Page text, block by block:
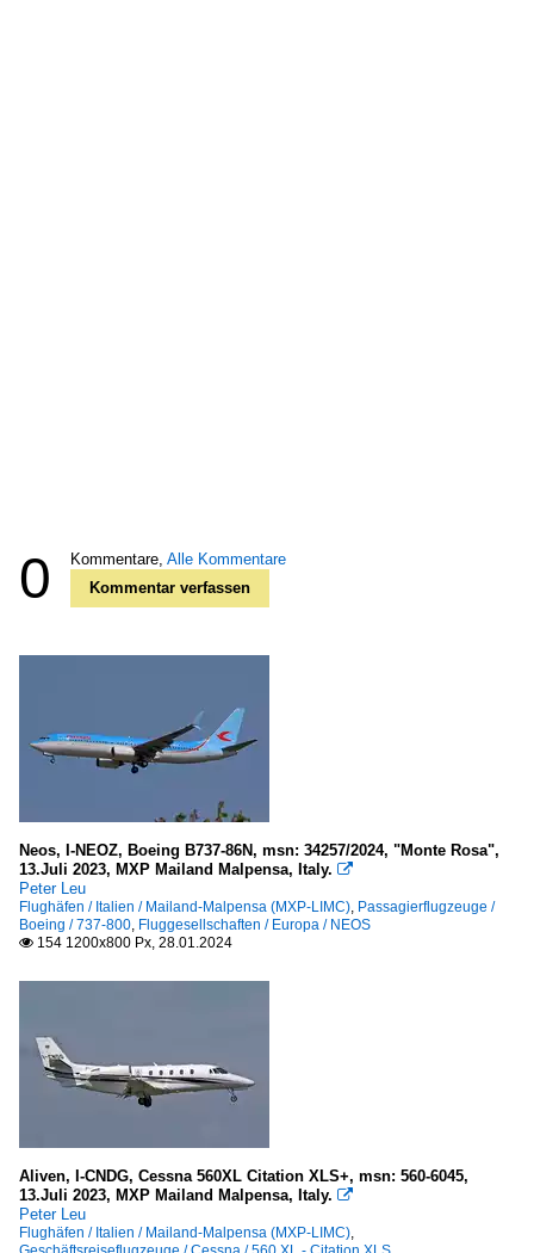
0 Kommentare, Alle Kommentare
Kommentar verfassen
Neos, I-NEOZ, Boeing B737-86N, msn: 34257/2024, "Monte Rosa",
13.Juli 2023, MXP Mailand Malpensa, Italy. 
Peter Leu
Flughäfen / Italien / Mailand-Malpensa (MXP-LIMC), Passagierflugzeuge /
Boeing / 737-800, Fluggesellschaften / Europa / NEOS
 154 1200x800 Px, 28.01.2024
Aliven, I-CNDG, Cessna 560XL Citation XLS+, msn: 560-6045,
13.Juli 2023, MXP Mailand Malpensa, Italy. 
Peter Leu
Flughäfen / Italien / Mailand-Malpensa (MXP-LIMC),